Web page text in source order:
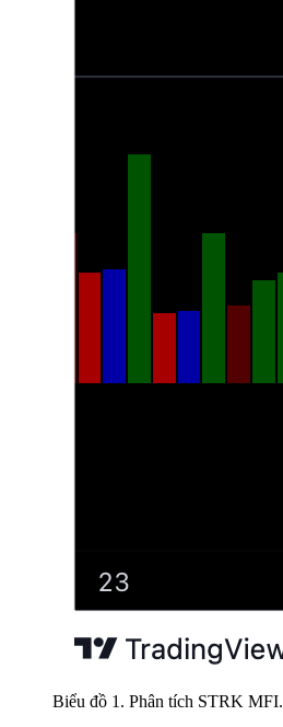
Biểu đồ 1. Phân tích STRK MFI.